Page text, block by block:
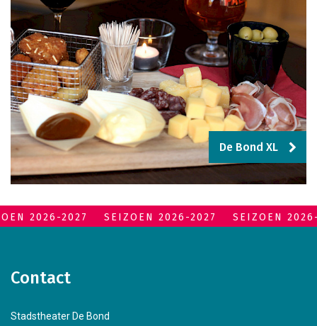
De Bond XL
2026-2027 SEIZOEN 2026-2027 SEIZOEN
Contact
Stadstheater De Bond